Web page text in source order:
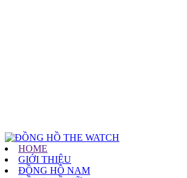
HOME
GIỚI THIỆU
ĐỒNG HỒ NAM